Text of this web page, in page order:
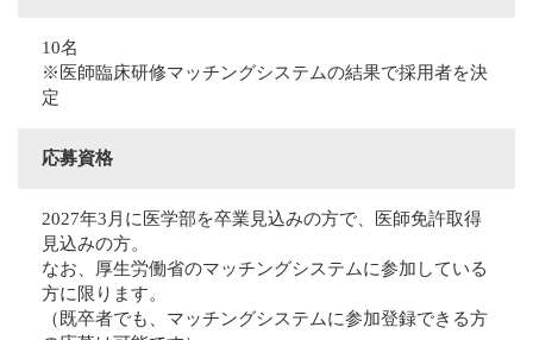
10名
※医師臨床研修マッチングシステムの結果で採用者を決
定
応募資格
2027年3月に医学部を卒業見込みの方で、医師免許取得
見込みの方。
なお、厚生労働省のマッチングシステムに参加している
方に限ります。
（既卒者でも、マッチングシステムに参加登録できる方